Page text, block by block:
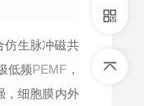
仿生脉冲磁共
低频PEMF ，
，细胞膜内外